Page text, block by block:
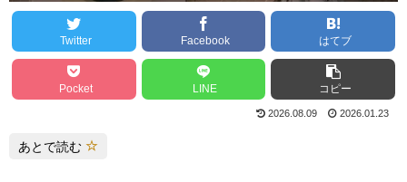
Twitter Facebook はてブ
Pocket LINE コピー
2026.08.09 2026.01.23
あとで読む